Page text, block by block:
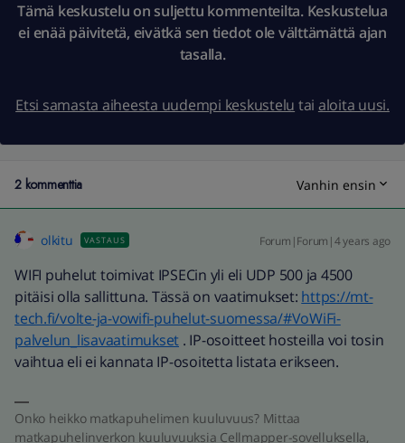
Tämä keskustelu on suljettu kommenteilta. Keskustelua
ei enää päivitetä, eivätkä sen tiedot ole välttämättä ajan
tasalla.
Etsi samasta aiheesta uudempi keskustelu tai aloita uusi.
2 kommenttia Vanhin ensin
olkitu VASTAUS Forum|Forum|4 years ago
WIFI puhelut toimivat IPSECin yli eli UDP 500 ja 4500
pitäisi olla sallittuna. Tässä on vaatimukset: https://mt-
tech.fi/volte-ja-vowifi-puhelut-suomessa/#VoWiFi-
palvelun_lisavaatimukset . IP-osoitteet hosteilla voi tosin
vaihtua eli ei kannata IP-osoitetta listata erikseen.
Onko heikko matkapuhelimen kuuluvuus? Mittaa
matkapuhelinverkon kuuluvuuksia Cellmapper-sovelluksella,